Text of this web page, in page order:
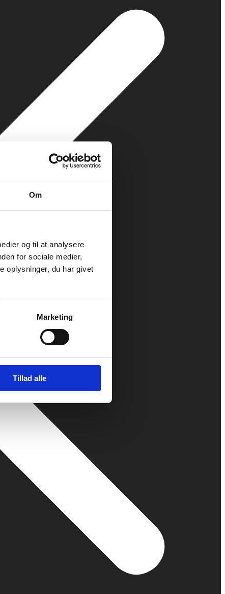
Om
og til at analysere
for sociale medier,
oplysninger, du har givet
Marketing
Tillad alle